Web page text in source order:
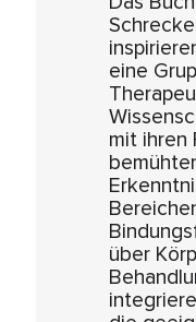
eine
mit ihren
über